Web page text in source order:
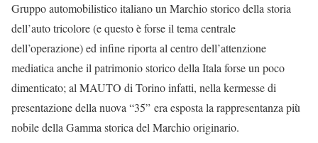
Gruppo automobilistico italiano un Marchio storico della storia
dell’auto tricolore (e questo è forse il tema centrale
dell’operazione) ed infine riporta al centro dell’attenzione
mediatica anche il patrimonio storico della Itala forse un poco
dimenticato; al MAUTO di Torino infatti, nella kermesse di
presentazione della nuova “35” era esposta la rappresentanza più
nobile della Gamma storica del Marchio originario.